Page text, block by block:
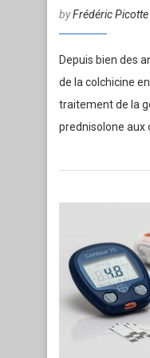
byFrédéric Picotte
Depuis bien des
de la colchicine
traitement de la
prednisolone aux